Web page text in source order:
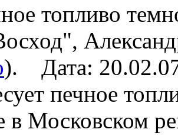
топливо
). Дата:
печное
в Московском